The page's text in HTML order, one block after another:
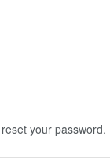
your password.